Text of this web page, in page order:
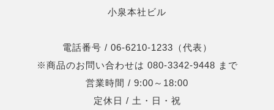
小泉本社ビル
電話番号 / 06-6210-1233（代表）
※商品のお問い合わせは 080-3342-9448 まで
営業時間 / 9:00～18:00
定休日 / 土・日・祝